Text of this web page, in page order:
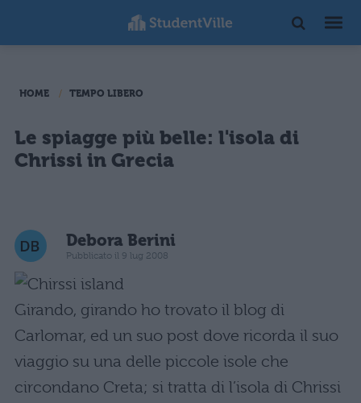
HOME TEMPO LIBERO
Le spiagge più belle: l'isola di
Chrissi in Grecia
Debora Berini
Pubblicato il 9 lug 2008
Girando, girando ho trovato il blog di
Carlomar, ed un suo post dove ricorda il suo
viaggio su una delle piccole isole che
circondano Creta; si tratta di l’isola di Chrissi